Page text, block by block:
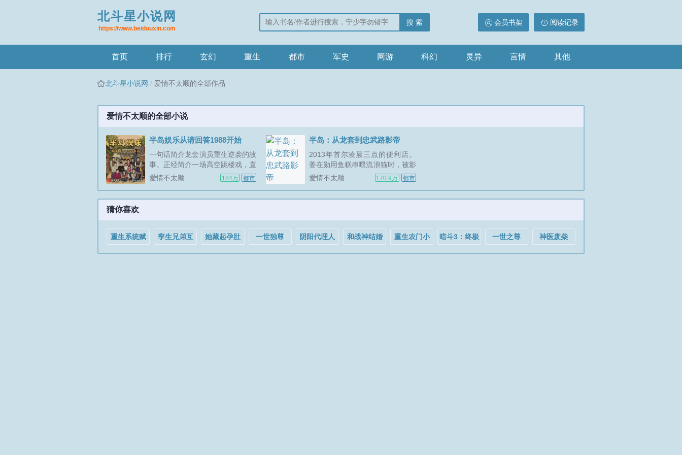
北斗星小说网
https://www.beidouxin.com
阅读记录
会员书架
搜 索
首页 排行 玄幻 重生 都市 军史 网游 科幻 灵异 言情 其他
北斗星小说网 爱情不太顺的全部作品
爱情不太顺的全部小说
半岛娱乐从请回答1988开始
一句话简介龙套演员重生逆袭的故
事。正经简介一场高空跳楼戏，直
接把龙套替身演员金启轩送往平行
爱情不太顺 184万 都市
半岛：从龙套到忠武路影帝
2013年首尔凌晨三点的便利店。
姜在勋用鱼糕串喂流浪猫时，被影
帝黄政民一眼相中。从此，半岛娱
爱情不太顺 170.9万 都市
猜你喜欢
重生系统赋
我梦中工作
孪生兄弟互
换人生[娱乐
她藏起孕肚
离婚，厉总
一世独尊 阴阳代理人
和战神结婚
后
重生农门小
福妻
暗斗3：终极
渗透
一世之尊
神医废柴
妃：鬼王，